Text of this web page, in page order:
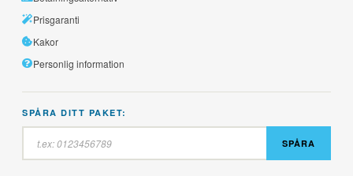
Prisgaranti
Kakor
Personlig information
SPÅRA DITT PAKET:
SPÅRA